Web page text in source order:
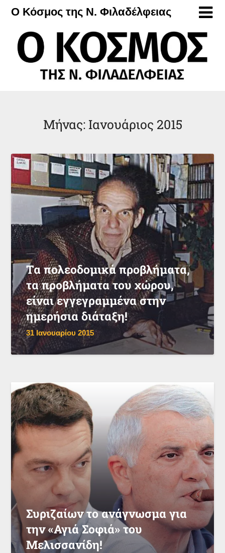
Μετάβαση
περιεχόμενο
Ο Κόσμος της Ν. Φιλαδέλφειας
Μήνας: Ιανουάριος 2015
Τα πολεοδομικά προβλήματα,
τα προβλήματα του χώρου,
είναι εγγεγραμμένα στην
ημερήσια διάταξη!
31 Ιανουαρίου 2015
Συριζαίων το ανάγνωσμα για
την «Αγιά Σοφιά» του
Μελισσανίδη!